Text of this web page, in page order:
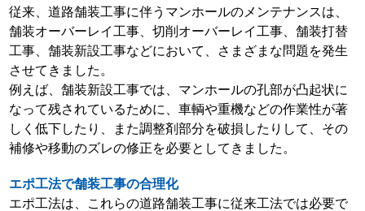
従来、道路舗装工事に伴うマンホールのメンテナンスは、
舗装オーバーレイ工事、切削オーバーレイ工事、舗装打替
工事、舗装新設工事などにおいて、さまざまな問題を発生
させてきました。
例えば、舗装新設工事では、マンホールの孔部が凸起状に
なって残されているために、車輌や重機などの作業性が著
しく低下したり、また調整剤部分を破損したりして、その
補修や移動のズレの修正を必要としてきました。
エポ工法で舗装工事の合理化
エポ工法は、これらの道路舗装工事に従来工法では必要で